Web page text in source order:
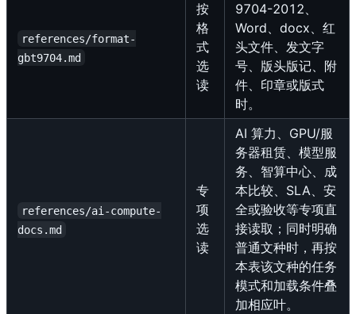
references/format-
gbt9704.md
按
格
式
选
读
9704-2012、
Word、docx、红
头文件、发文字
号、版头版记、附
件、印章或版式
时。
references/ai-compute-
docs.md
专
项
选
读
AI 算力、GPU/服
务器租赁、模型服
务、智算中心、成
本比较、SLA、安
全或验收等专项直
接读取；同时明确
普通文种时，再按
本表该文种的任务
模式和加载条件叠
加相应叶。